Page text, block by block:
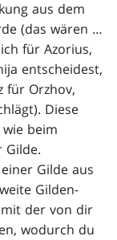
aus dem
(das wären …
für Azorius,
entscheidest,
für Orzhov,
Diese
beim
Gilde.
Gilde aus
Gilden-
der von dir
wodurch du